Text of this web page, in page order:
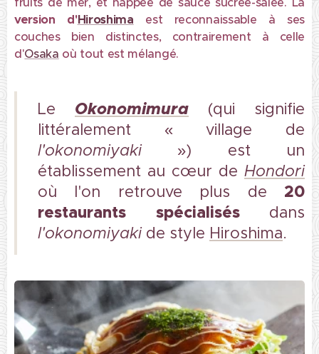
version d'Hiroshima est reconnaissable à ses
couches bien distinctes, contrairement à celle
d'Osaka où tout est mélangé.
Le Okonomimura (qui signifie
littéralement « village de
l'okonomiyaki») est un
établissement au cœur de Hondori
où l'on retrouve plus de 20
restaurants spécialisésdans
l'okonomiyakide style Hiroshima.